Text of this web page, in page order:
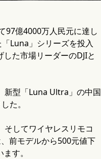
97億4000万人民元に達し
Luna」シリーズを投入
た市場リーダーのDJIと
新型「Luna Ultra」の中国
た。
してワイヤレスリモコ
前モデルから500元値下
す。